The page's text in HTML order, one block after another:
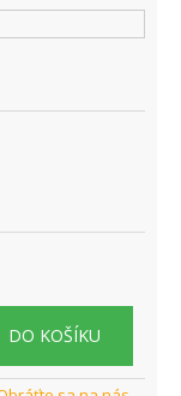
DO KOŠÍKU